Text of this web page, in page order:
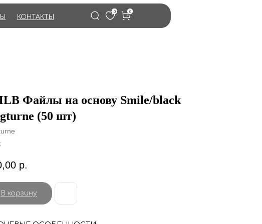
0 0
КОНТАКТЫ
Файлы на основу Smile/black
(50 шт)
р.
В корзину